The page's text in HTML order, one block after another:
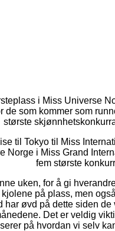
i Miss Universe
de som kommer som
største
til Tokyo til Miss
Norge i Miss Grand
fem største
uken, for å gi
på plass, men
har øvd på dette siden
Det er veldig
på hvordan vi selv